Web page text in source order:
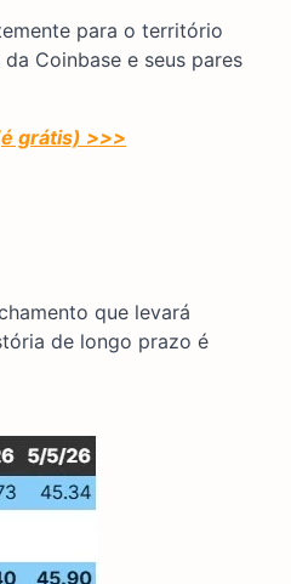
para o território
Coinbase e seus pares
grátis) >>>
que levará
de longo prazo é